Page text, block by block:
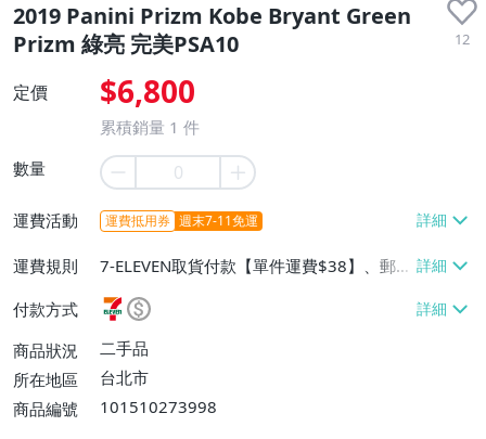
2019 Panini Prizm Kobe Bryant Green
Prizm 綠亮 完美PSA10
12
定價 $6,800
累積銷量 1 件
數量
運費活動 運費抵用券 週末7-11免運
運費規則
7-ELEVEN取貨付款【單件運費$38】、郵局
掛號【單件運費$70】
付款方式
商品狀況
二手品
所在地區
台北市
商品編號
101510273998